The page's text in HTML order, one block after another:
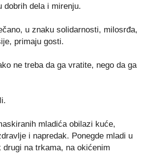
dobrih dela i mirenju.
u znaku solidarnosti, milosrđa,
primaju gosti.
ne treba da ga vratite, nego da ga
mladića obilazi kuće,
i napredak. Ponegde mladi u
na trkama, na okićenim